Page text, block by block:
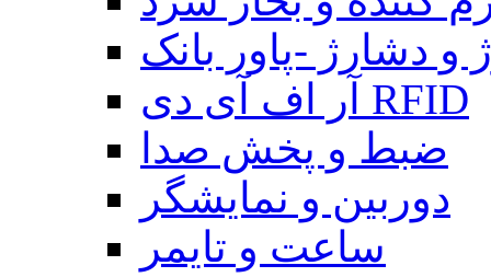
و دشارژ -پاور بانک
آر اف آی دی RFID
ضبط و پخش صدا
دوربین و نمایشگر
ساعت و تایمر